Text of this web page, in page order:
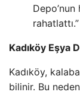
rahatlattı.”
Kadıköy Eşya
Kadıköy,
bilinir. Bu